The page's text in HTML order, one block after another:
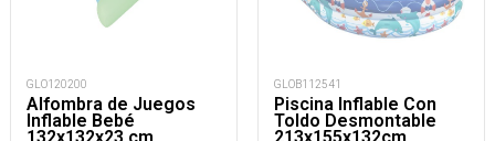
GLO120200
Alfombra de Juegos
Inflable Bebé
GLOB112541
Piscina Inflable Con
Toldo Desmontable